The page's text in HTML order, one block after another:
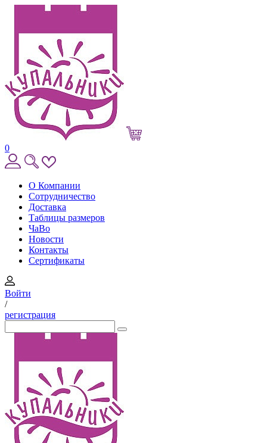
0
О Компании
Сотрудничество
Доставка
Таблицы размеров
ЧаВо
Новости
Контакты
Сертификаты
Войти
/
регистрация